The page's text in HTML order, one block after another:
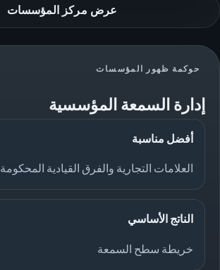
عرض مركز المؤسسات
حوكمة ظهور المؤسسات
إدارة السمعة المؤسسية
أفضل مناسبة
العلامات التجارية والفرق القيادية المحكومة
الناتج الأساسي
خريطة سطح السمعة